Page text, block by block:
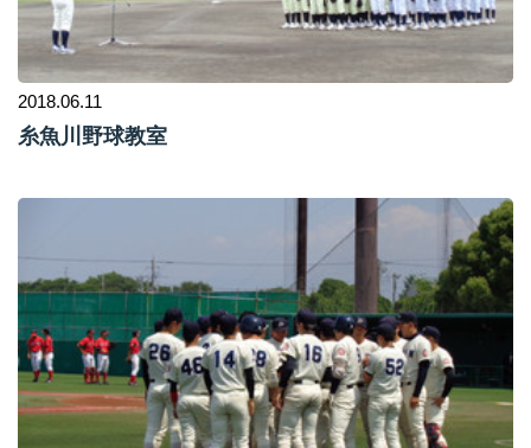
2018.06.11
糸魚川野球教室